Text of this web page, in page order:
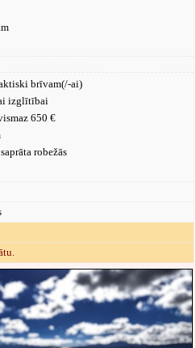
brīvam(/-ai)
izglītībai
650 €
robežās